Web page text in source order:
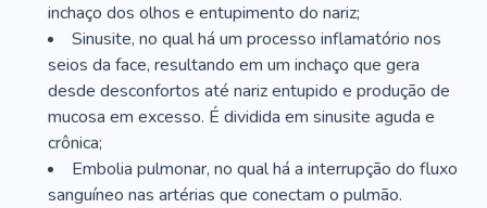
inchaço dos olhos e entupimento do nariz;
Sinusite, no qual há um processo inflamatório nos
seios da face, resultando em um inchaço que gera
desde desconfortos até nariz entupido e produção de
mucosa em excesso. É dividida em sinusite aguda e
crônica;
Embolia pulmonar, no qual há a interrupção do fluxo
sanguíneo nas artérias que conectam o pulmão.